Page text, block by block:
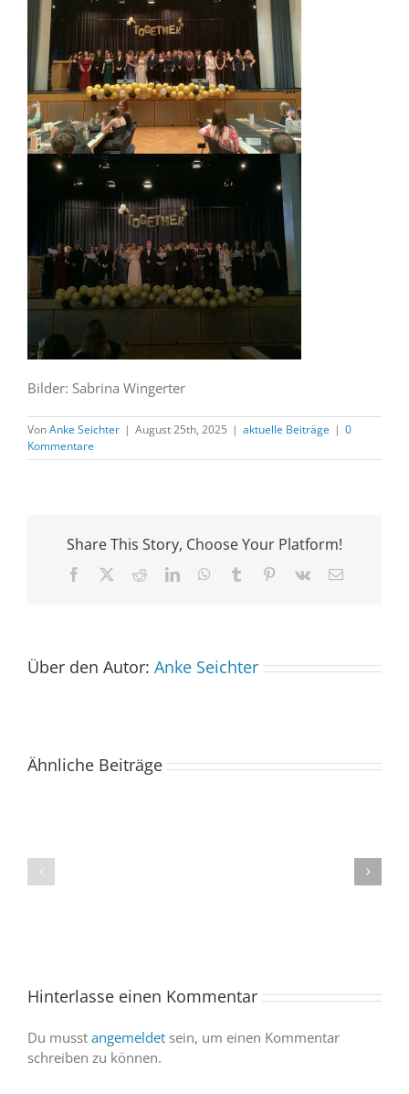
Bilder: Sabrina Wingerter
VonAnke Seichter | August 25th, 2025 | aktuelle Beiträge | 0
Kommentare
Share This Story, Choose Your Platform!
Facebook RedditLinkedInWhatsApp
Tumblr Pinterest
Vk
E-
Über den Autor: Anke Seichter
Ähnliche Beiträge
dabei
Tauschbasar
Hinterlasse einen Kommentar
Du musst angemeldet sein, um einen Kommentar
schreiben zu können.